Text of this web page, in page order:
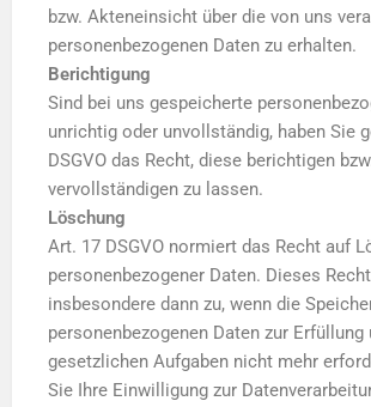
bzw. Akteneinsicht über die von uns
personenbezogenen Daten zu erhalten.
Berichtigung
Sind bei uns gespeicherte
unrichtig oder unvollständig, haben Sie
DSGVO das Recht, diese berichtigen
vervollständigen zu lassen.
Löschung
Art. 17 DSGVO normiert das Recht auf
personenbezogener Daten. Dieses
insbesondere dann zu, wenn die
personenbezogenen Daten zur Erfüllung
gesetzlichen Aufgaben nicht mehr
Sie Ihre Einwilligung zur